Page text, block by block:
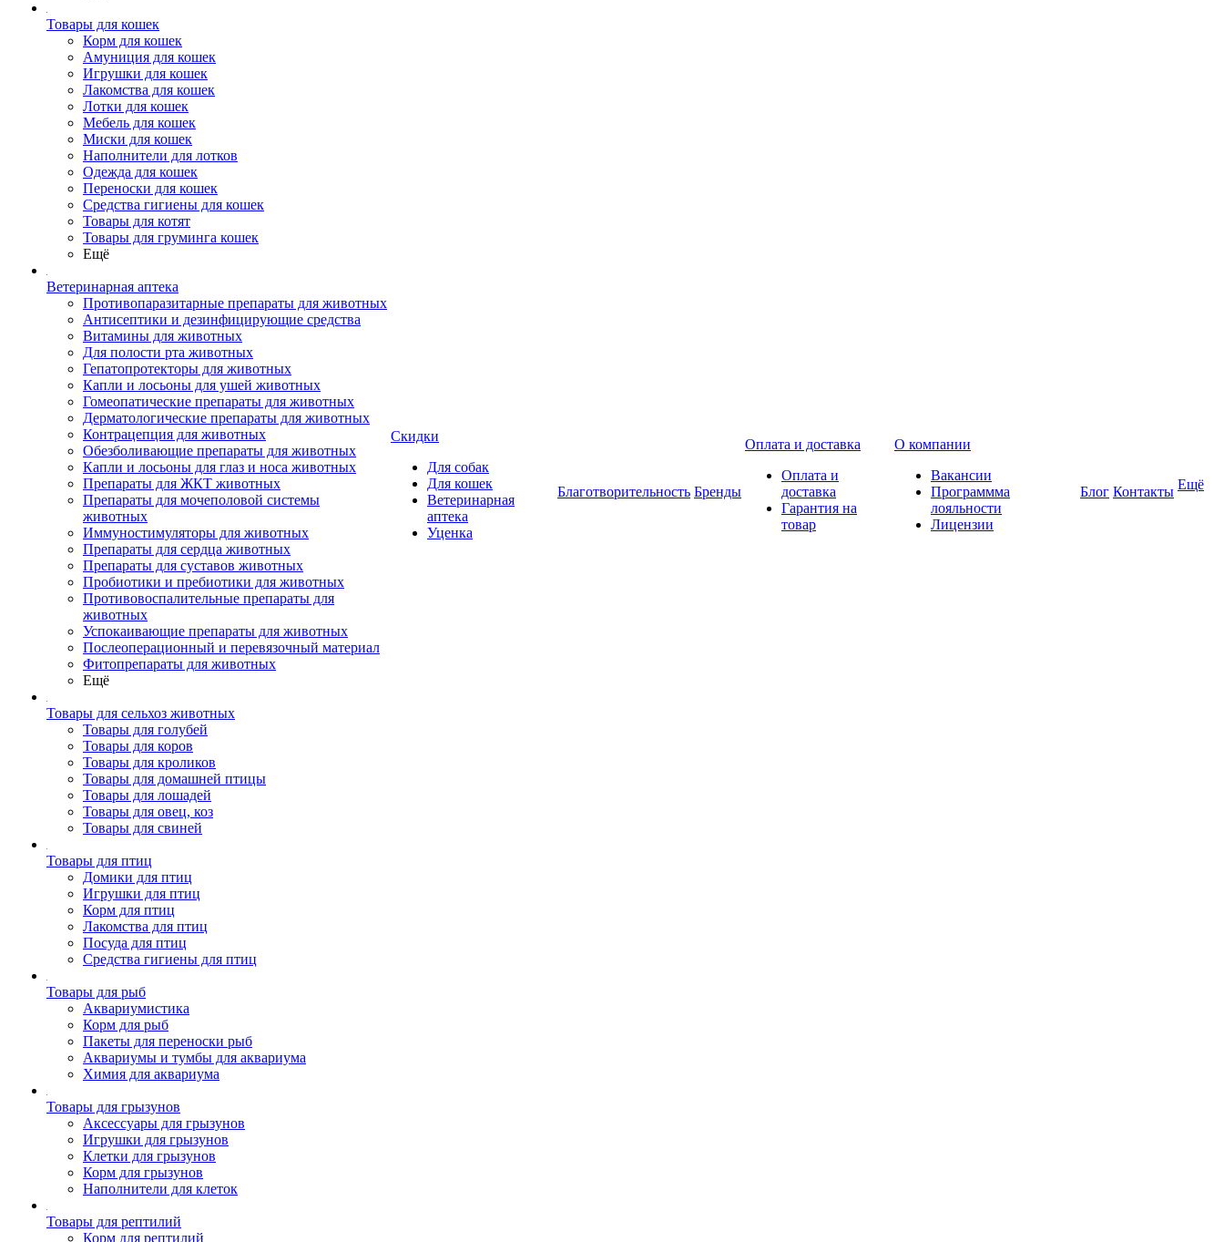
Товары для кошек
Корм для кошек
Амуниция для кошек
Игрушки для кошек
Лакомства для кошек
Лотки для кошек
Мебель для кошек
Миски для кошек
Наполнители для лотков
Одежда для кошек
Переноски для кошек
Средства гигиены для кошек
Товары для котят
Товары для груминга кошек
Ещё
Ветеринарная аптека
Противопаразитарные препараты для животных
Антисептики и дезинфицирующие средства
Витамины для животных
Для полости рта животных
Гепатопротекторы для животных
Капли и лосьоны для ушей животных
Гомеопатические препараты для животных
Дерматологические препараты для животных
Контрацепция для животных
Обезболивающие препараты для животных
Капли и лосьоны для глаз и носа животных
Препараты для ЖКТ животных
Препараты для мочеполовой системы
животных
Иммуностимуляторы для животных
Препараты для сердца животных
Препараты для суставов животных
Пробиотики и пребиотики для животных
Противовоспалительные препараты для
животных
Успокаивающие препараты для животных
Послеоперационный и перевязочный материал
Фитопрепараты для животных
Ещё
Товары для сельхоз животных
Товары для голубей
Товары для коров
Товары для кроликов
Товары для домашней птицы
Товары для лошадей
Товары для овец, коз
Товары для свиней
Товары для птиц
Домики для птиц
Игрушки для птиц
Корм для птиц
Лакомства для птиц
Посуда для птиц
Средства гигиены для птиц
Товары для рыб
Аквариумистика
Корм для рыб
Пакеты для переноски рыб
Аквариумы и тумбы для аквариума
Химия для аквариума
Товары для грызунов
Аксессуары для грызунов
Игрушки для грызунов
Клетки для грызунов
Корм для грызунов
Наполнители для клеток
Товары для рептилий
Корм для рептилий
Скидки
Для собак
Для кошек
Ветеринарная
аптека
Уценка
Благотворительность Бренды
Оплата и доставка
Оплата и
доставка
Гарантия на
товар
О компании
Вакансии
Программма
лояльности
Лицензии
Блог Контакты Ещё